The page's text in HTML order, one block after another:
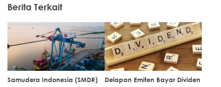
Berita Terkait
Samudera Indonesia (SMDR)
Delapan Emiten Bayar Dividen